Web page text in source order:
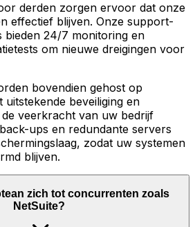
derden zorgen ervoor dat onze
effectief blijven. Onze support-
bieden 24/7 monitoring en
om nieuwe dreigingen voor
bovendien gehost op
beveiliging en
veerkracht van uw bedrijf
ups en redundante servers
zodat uw systemen
blijven.
zich tot concurrenten zoals
NetSuite?